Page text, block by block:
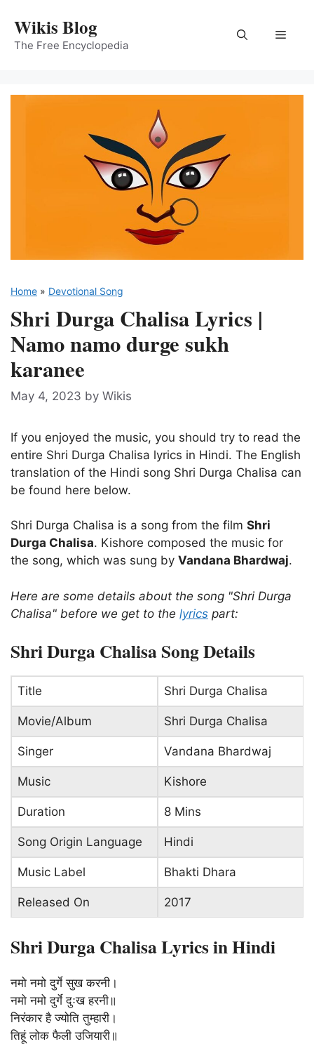
content
Wikis Blog
The Free Encyclopedia
Menu
Home » Devotional Song
Shri Durga Chalisa Lyrics |
Namo namo durge sukh
karanee
May 4, 2023 by Wikis
If you enjoyed the music, you should try to read the
entire Shri Durga Chalisa lyrics in Hindi. The English
translation of the Hindi song Shri Durga Chalisa can
be found here below.
Shri Durga Chalisa is a song from the film Shri
Durga Chalisa. Kishore composed the music for
the song, which was sung by Vandana Bhardwaj.
Here are some details about the song "Shri Durga
Chalisa" before we get to the lyrics part:
Shri Durga Chalisa Song Details
Title Shri Durga Chalisa
Movie/Album Shri Durga Chalisa
Singer Vandana Bhardwaj
Music Kishore
Duration 8 Mins
Song Origin Language Hindi
Music Label Bhakti Dhara
Released On 2017
Shri Durga Chalisa Lyrics in Hindi
नमो नमो दुर्गे सुख करनी।
नमो नमो दुर्गे दुःख हरनी॥
निरंकार है ज्योति तुम्हारी।
तिहूं लोक फैली उजियारी॥